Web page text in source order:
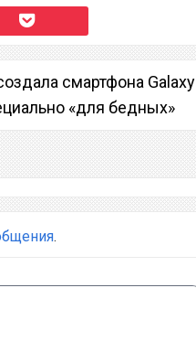
смартфона Galaxy
«для бедных»
.